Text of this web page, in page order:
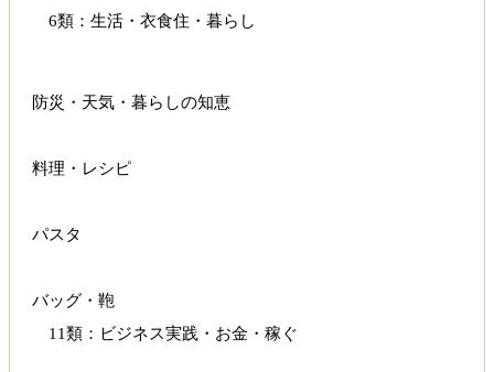
6類：生活・衣食住・暮らし
防災・天気・暮らしの知恵
料理・レシピ
パスタ
バッグ・鞄
11類：ビジネス実践・お金・稼ぐ